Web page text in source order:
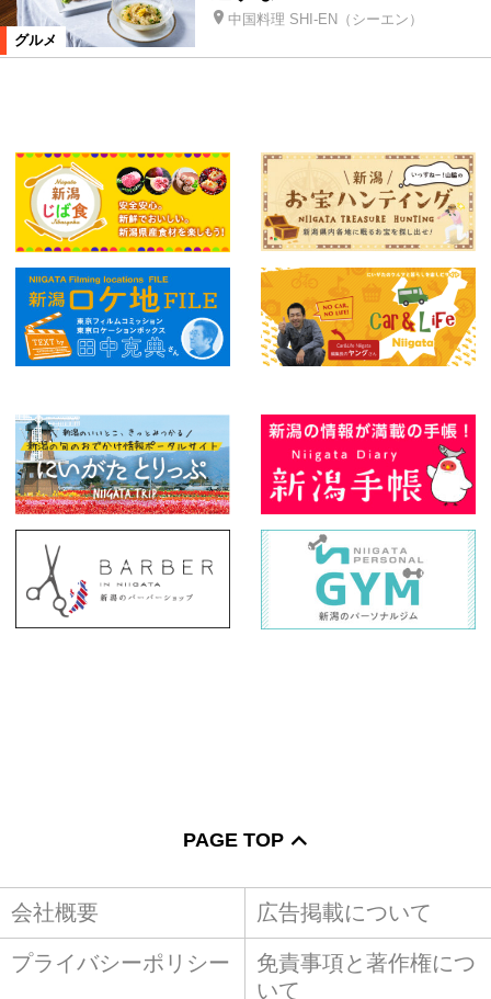
グルメ
中国料理 SHI-EN（シーエン）
PAGE TOP
会社概要 広告掲載について
プライバシーポリシー
免責事項と著作権につ
いて